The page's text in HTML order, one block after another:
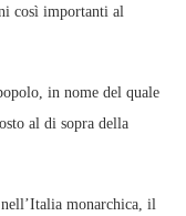
così importanti al
in nome del quale
al di sopra della
monarchica, il